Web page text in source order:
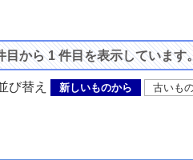
目から 1 件目を表示しています
替え 新しいものから 古いも